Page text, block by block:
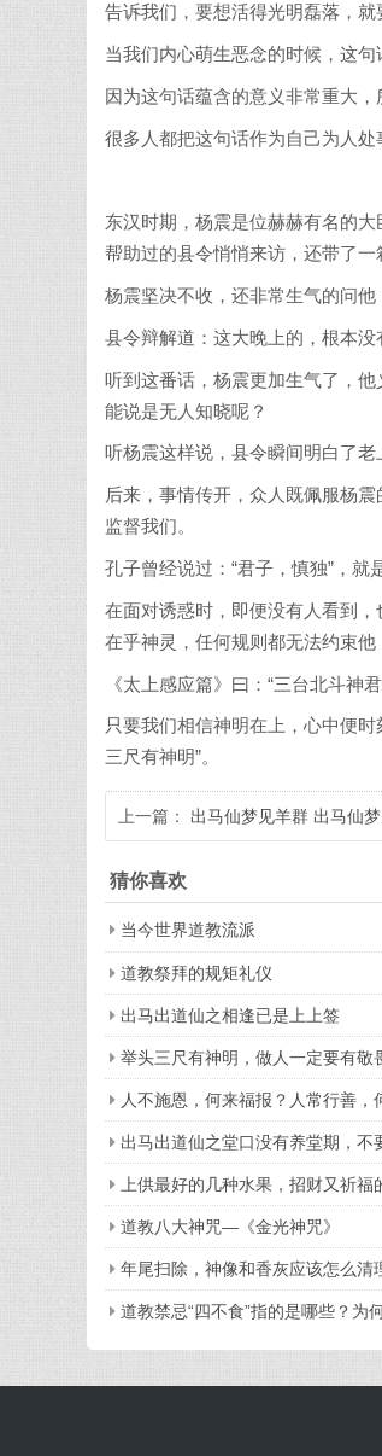
告诉我们，要想活得光明磊落，就
当我们内心萌生恶念的时候，这句
因为这句话蕴含的意义非常重大，
很多人都把这句话作为自己为人处
东汉时期，杨震是位赫赫有名的
帮助过的县令悄悄来访，还带了一
杨震坚决不收，还非常生气的问
县令辩解道：这大晚上的，根本没
听到这番话，杨震更加生气了，
能说是无人知晓呢？
听杨震这样说，县令瞬间明白了老
后来，事情传开，众人既佩服杨
监督我们。
孔子曾经说过：“君子，慎独”，就
在面对诱惑时，即便没有人看到
在乎神灵，任何规则都无法约束他
《太上感应篇》曰：“三台北斗神
只要我们相信神明在上，心中便
三尺有神明”。
上一篇： 出马仙梦见羊群 出马仙
猜你喜欢
当今世界道教流派
道教祭拜的规矩礼仪
出马出道仙之相逢已是上上签
举头三尺有神明，做人一定要有敬
人不施恩，何来福报？人常行善，
出马出道仙之堂口没有养堂期，不
上供最好的几种水果，招财又祈福
道教八大神咒—《金光神咒》
年尾扫除，神像和香灰应该怎么清
道教禁忌“四不食”指的是哪些？为